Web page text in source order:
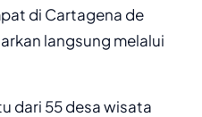
di Cartagena de
langsung melalui
dari 55 desa wisata